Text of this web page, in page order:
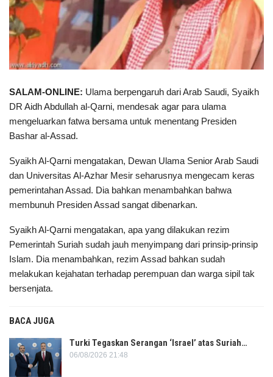
SALAM-ONLINE: Ulama berpengaruh dari Arab Saudi, Syaikh
DR Aidh Abdullah al-Qarni, mendesak agar para ulama
mengeluarkan fatwa bersama untuk menentang Presiden
Bashar al-Assad.
Syaikh Al-Qarni mengatakan, Dewan Ulama Senior Arab Saudi
dan Universitas Al-Azhar Mesir seharusnya mengecam keras
pemerintahan Assad. Dia bahkan menambahkan bahwa
membunuh Presiden Assad sangat dibenarkan.
Syaikh Al-Qarni mengatakan, apa yang dilakukan rezim
Pemerintah Suriah sudah jauh menyimpang dari prinsip-prinsip
Islam. Dia menambahkan, rezim Assad bahkan sudah
melakukan kejahatan terhadap perempuan dan warga sipil tak
bersenjata.
BACA JUGA
Turki Tegaskan Serangan ‘Israel’ atas Suriah…
06/08/2026 21:48